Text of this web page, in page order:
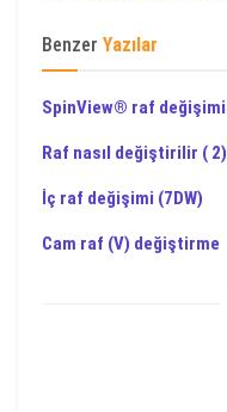
Benzer Yazılar
SpinView® raf değişimi
Raf nasıl değiştirilir ( 2)
İç raf değişimi (7DW)
Cam raf (V) değiştirme